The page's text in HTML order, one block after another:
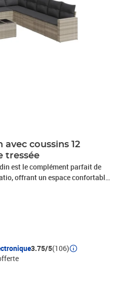
coussins 12
tressée
est le complément parfait de
offrant un espace confortable
famille et les amis ou
sous le nom de poly rotin, est
nécessitant peu d'entretien qui
facile à nettoyer et
d'extérieur en raison de sa
résistance aux
avec sac résistant à l'eau :
espace de rangement sous
à l'eau pour ranger les
3.75/5(106)